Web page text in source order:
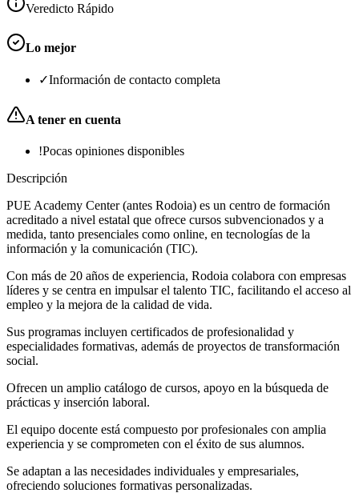
Veredicto Rápido
Lo mejor
✓Información de contacto completa
A tener en cuenta
!Pocas opiniones disponibles
Descripción
PUE Academy Center (antes Rodoia) es un centro de formación
acreditado a nivel estatal que ofrece cursos subvencionados y a
medida, tanto presenciales como online, en tecnologías de la
información y la comunicación (TIC).
Con más de 20 años de experiencia, Rodoia colabora con empresas
líderes y se centra en impulsar el talento TIC, facilitando el acceso al
empleo y la mejora de la calidad de vida.
Sus programas incluyen certificados de profesionalidad y
especialidades formativas, además de proyectos de transformación
social.
Ofrecen un amplio catálogo de cursos, apoyo en la búsqueda de
prácticas y inserción laboral.
El equipo docente está compuesto por profesionales con amplia
experiencia y se comprometen con el éxito de sus alumnos.
Se adaptan a las necesidades individuales y empresariales,
ofreciendo soluciones formativas personalizadas.